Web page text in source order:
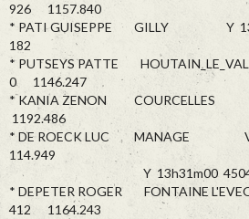
926 1157.840
* PATI GUISEPPE GILLY Y
182
* PUTSEYS PATTE
0 1146.247
* KANIA ZENON COURCELLES
1192.486
* DE ROECK LUC MANAGE V
114.949
Y 13h31m00 450439
* DEPETER ROGER FONTAINE
412 1164.243